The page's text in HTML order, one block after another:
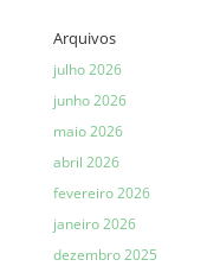
Arquivos
julho 2026
junho 2026
maio 2026
abril 2026
fevereiro 2026
janeiro 2026
dezembro 2025